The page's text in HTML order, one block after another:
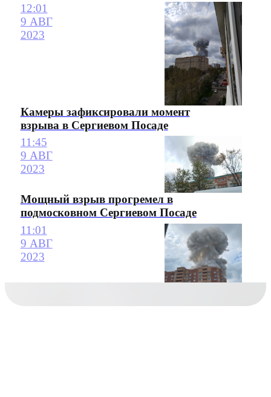
12:01
9 АВГ
2023
Камеры зафиксировали момент
взрыва в Сергиевом Посаде
11:45
9 АВГ
2023
Мощный взрыв прогремел в
подмосковном Сергиевом Посаде
11:01
9 АВГ
2023